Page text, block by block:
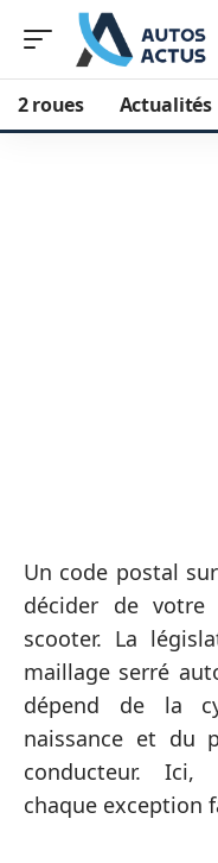
2 roues Actualités
Un code postal
décider de
scooter. La
maillage serré
dépend de la
naissance et du
conducteur. Ici,
chaque exception